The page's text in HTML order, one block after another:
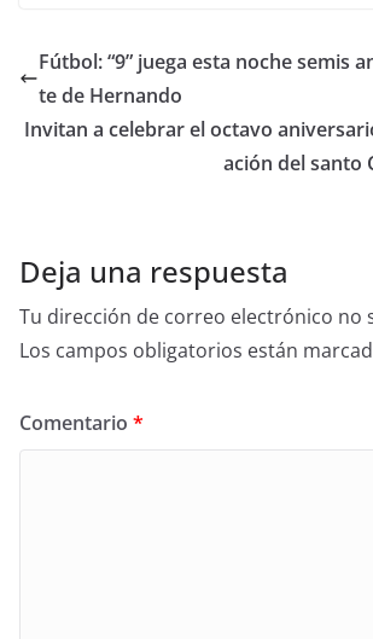
Fútbol: “9” juega esta noche semis
te de Hernando
Invitan a celebrar el octavo
ación del santo
Deja una respuesta
Tu dirección de correo electrónico no
Los campos obligatorios están
Comentario *